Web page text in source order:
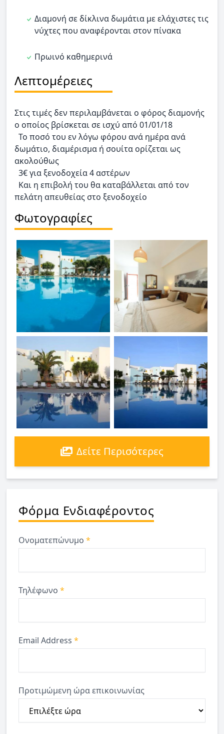
Διαμονή σε δίκλινα δωμάτια με ελάχιστες τις
νύχτες που αναφέρονται στον πίνακα
Πρωινό καθημερινά
Λεπτομέρειες
Στις τιμές δεν περιλαμβάνεται ο φόρος διαμονής
ο οποίος βρίσκεται σε ισχύ από 01/01/18
Το ποσό του εν λόγω φόρου ανά ημέρα ανά
δωμάτιο, διαμέρισμα ή σουίτα ορίζεται ως
ακολούθως
3€ για ξενοδοχεία 4 αστέρων
Και η επιβολή του θα καταβάλλεται από τον
πελάτη απευθείας στο ξενοδοχείο
Φωτογραφίες
Δείτε Περισότερες
Φόρμα Ενδιαφέροντος
Ονοματεπώνυμο *
Τηλέφωνο *
Email Address *
Προτιμώμενη ώρα επικοινωνίας